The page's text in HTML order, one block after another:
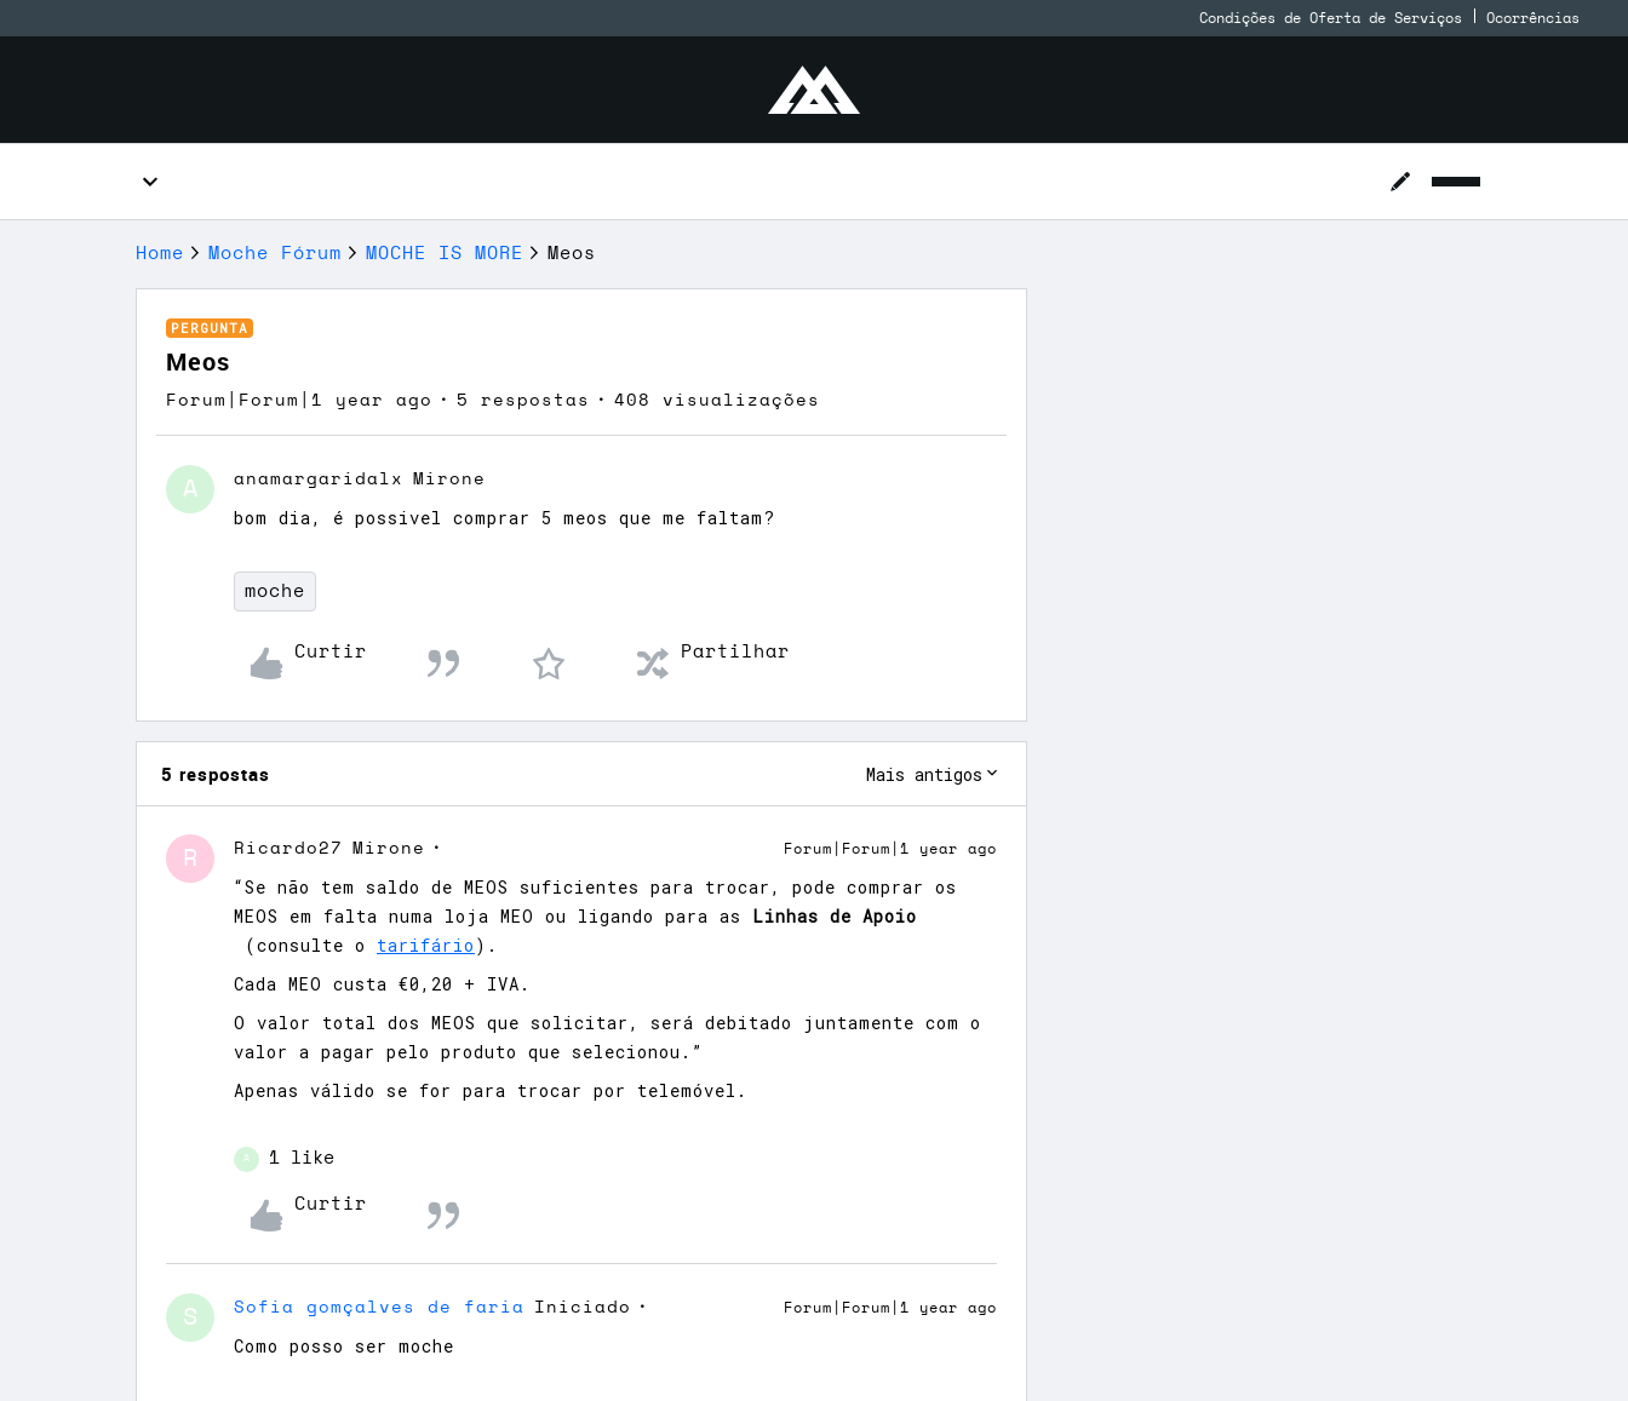
Condições de Oferta de Serviços Ocorrências
Home Moche Fórum MOCHE IS MORE Meos
PERGUNTA
Meos
Forum|Forum|1 year ago 5 respostas 408 visualizações
A anamargaridalx Mirone
bom dia, é possivel comprar 5 meos que me faltam?
moche
Curtir Partilhar
5 respostas Mais antigos
R Ricardo27 Mirone Forum|Forum|1 year ago
“Se não tem saldo de MEOS suficientes para trocar, pode comprar os
MEOS em falta numa loja MEO ou ligando para as Linhas de Apoio
(consulte o tarifário​ ).
Cada MEO custa €0,20 + IVA.
O valor total dos MEOS que solicitar, será debitado juntamente com o
valor a pagar pelo produto que selecionou.”
Apenas válido se for para trocar por telemóvel.
A 1 like
Curtir
S Sofia gomçalves de faria Iniciado Forum|Forum|1 year ago
Como posso ser moche